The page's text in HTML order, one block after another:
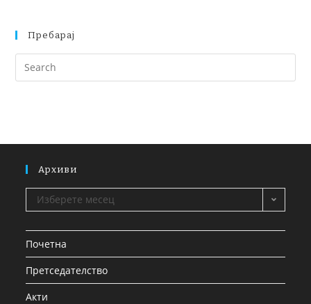
Пребарај
Архиви
Изберете месец
Почетна
Претседателство
Акти